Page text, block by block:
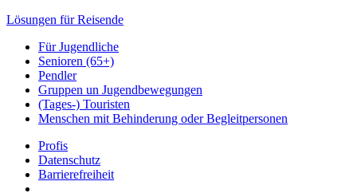
Lösungen für Reisende
Für Jugendliche
Senioren (65+)
Pendler
Gruppen un Jugendbewegungen
(Tages-) Touristen
Menschen mit Behinderung oder Begleitpersonen
Profis
Datenschutz
Barrierefreiheit